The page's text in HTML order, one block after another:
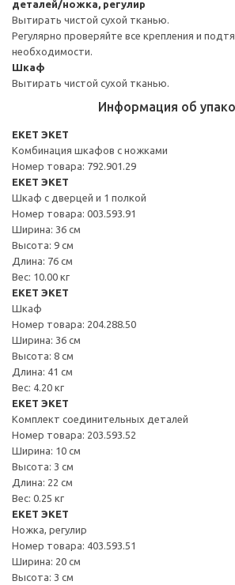
деталей/ножка, регулир
Вытирать чистой сухой тканью.
Регулярно проверяйте все крепления и
необходимости.
Шкаф
Вытирать чистой сухой тканью.
Информация об
EKET ЭКЕТ
Комбинация шкафов с ножками
Номер товара: 792.901.29
EKET ЭКЕТ
Шкаф с дверцей и 1 полкой
Номер товара: 003.593.91
Ширина: 36 см
Высота: 9 см
Длина: 76 см
Вес: 10.00 кг
EKET ЭКЕТ
Шкаф
Номер товара: 204.288.50
Ширина: 36 см
Высота: 8 см
Длина: 41 см
Вес: 4.20 кг
EKET ЭКЕТ
Комплект соединительных деталей
Номер товара: 203.593.52
Ширина: 10 см
Высота: 3 см
Длина: 22 см
Вес: 0.25 кг
EKET ЭКЕТ
Ножка, регулир
Номер товара: 403.593.51
Ширина: 20 см
Высота: 3 см